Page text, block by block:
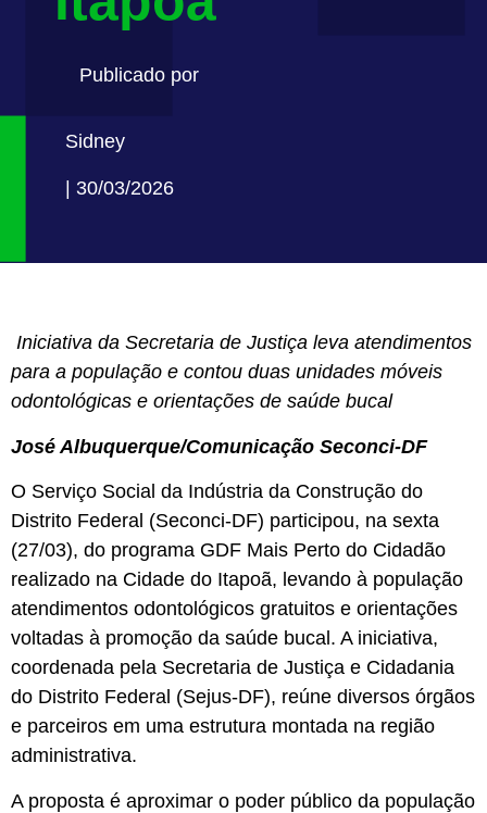
Publicado por
Sidney
| 30/03/2026
Iniciativa da Secretaria de Justiça leva atendimentos
para a população e contou duas unidades móveis
odontológicas e orientações de saúde bucal
José Albuquerque/Comunicação Seconci-DF
O Serviço Social da Indústria da Construção do
Distrito Federal (Seconci-DF) participou, na sexta
(27/03), do programa GDF Mais Perto do Cidadão
realizado na Cidade do Itapoã, levando à população
atendimentos odontológicos gratuitos e orientações
voltadas à promoção da saúde bucal. A iniciativa,
coordenada pela Secretaria de Justiça e Cidadania
do Distrito Federal (Sejus-DF), reúne diversos órgãos
e parceiros em uma estrutura montada na região
administrativa.
A proposta é aproximar o poder público da população